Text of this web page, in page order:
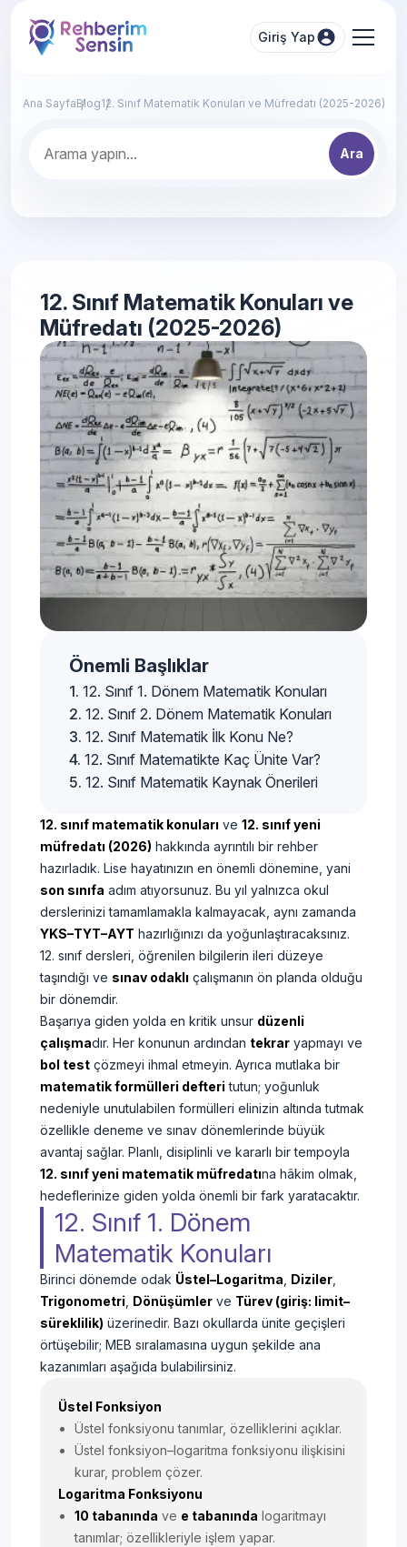
Giriş Yap
Ana SayfaBlog12. Sınıf Matematik Konuları ve Müfredatı (2025-2026)
Ara
12. Sınıf Matematik Konuları ve
Müfredatı (2025-2026)
Önemli Başlıklar
12. Sınıf 1. Dönem Matematik Konuları
12. Sınıf 2. Dönem Matematik Konuları
12. Sınıf Matematik İlk Konu Ne?
12. Sınıf Matematikte Kaç Ünite Var?
12. Sınıf Matematik Kaynak Önerileri
12. sınıf matematik konuları ve 12. sınıf yeni
müfredatı (2026) hakkında ayrıntılı bir rehber
hazırladık. Lise hayatınızın en önemli dönemine, yani
son sınıfa adım atıyorsunuz. Bu yıl yalnızca okul
derslerinizi tamamlamakla kalmayacak, aynı zamanda
YKS–TYT–AYT hazırlığınızı da yoğunlaştıracaksınız.
12. sınıf dersleri, öğrenilen bilgilerin ileri düzeye
taşındığı ve sınav odaklı çalışmanın ön planda olduğu
bir dönemdir.
Başarıya giden yolda en kritik unsur düzenli
çalışmadır. Her konunun ardından tekrar yapmayı ve
bol test çözmeyi ihmal etmeyin. Ayrıca mutlaka bir
matematik formülleri defteri tutun; yoğunluk
nedeniyle unutulabilen formülleri elinizin altında tutmak
özellikle deneme ve sınav dönemlerinde büyük
avantaj sağlar. Planlı, disiplinli ve kararlı bir tempoyla
12. sınıf yeni matematik müfredatına hâkim olmak,
hedeflerinize giden yolda önemli bir fark yaratacaktır.
12. Sınıf 1. Dönem
Matematik Konuları
Birinci dönemde odak Üstel–Logaritma Diziler
Trigonometri Dönüşümler ve Türev (giriş: limit–
süreklilik) üzerinedir. Bazı okullarda ünite geçişleri
örtüşebilir; MEB sıralamasına uygun şekilde ana
kazanımları aşağıda bulabilirsiniz.
Üstel Fonksiyon
Üstel fonksiyonu tanımlar, özelliklerini açıklar.
Üstel fonksiyon–logaritma fonksiyonu ilişkisini
kurar, problem çözer.
Logaritma Fonksiyonu
10 tabanında ve e tabanında logaritmayı
tanımlar; özellikleriyle işlem yapar.